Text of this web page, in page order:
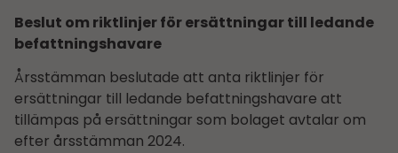
Beslut om riktlinjer för ersättningar till ledande
befattningshavare
Årsstämman beslutade att anta riktlinjer för
ersättningar till ledande befattningshavare att
tillämpas på ersättningar som bolaget avtalar om
efter årsstämman 2024.